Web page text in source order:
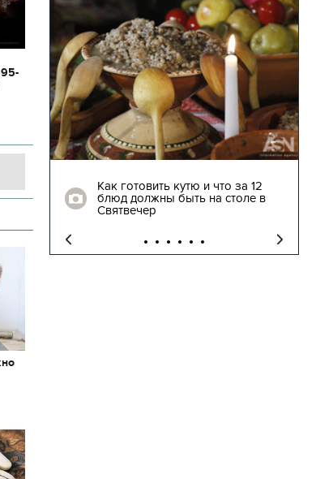
Как готовить кутю и что за 12
блюд должны быть на столе в
Святвечер